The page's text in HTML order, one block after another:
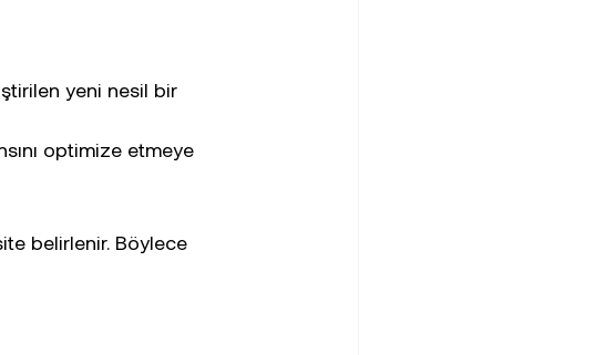
yeni nesil bir
optimize etmeye
belirlenir. Böylece